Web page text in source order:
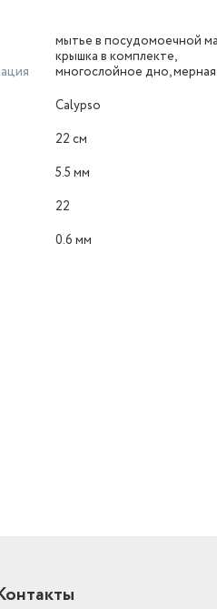
мытье в посудомоечной
крышка в комплекте,
многослойное дно, мерная
Calypso
22 см
5.5 мм
22
0.6 мм